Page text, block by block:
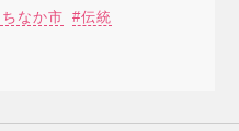
なか市
伝統